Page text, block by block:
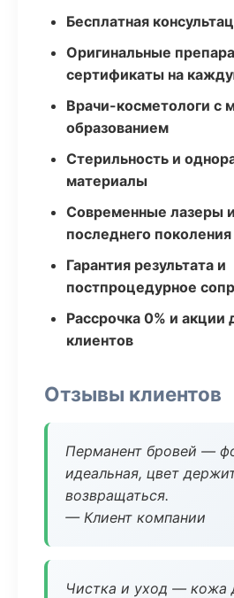
Бесплатная
Оригинальные
сертификаты на
Врачи-косметологи с
образованием
Стерильность и
материалы
Современные лазеры
последнего поколения
Гарантия результата и
постпроцедурное
Рассрочка 0% и акции
клиентов
Отзывы клиентов
Перманент бровей —
идеальная, цвет
возвращаться.
— Клиент компании
Чистка и уход — кожа